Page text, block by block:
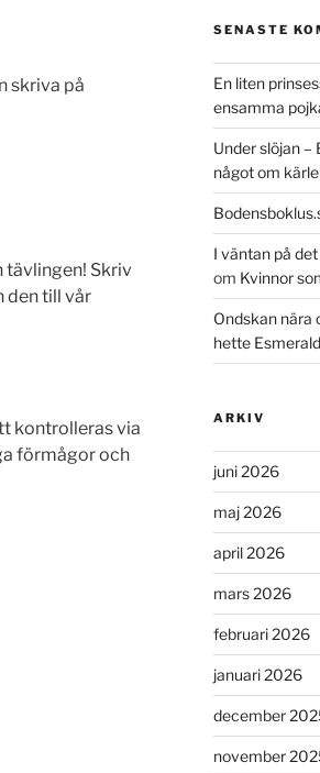
skriva på
tävlingen! Skriv
den till vår
kontrolleras via
förmågor och
SENASTE
En liten
ensamma
Under slöjan –
något om
I väntan på
om Kvinnor
Ondskan nära
hette
ARKIV
juni 2026
maj 2026
april 2026
mars 2026
februari 2026
januari 2026
december
november